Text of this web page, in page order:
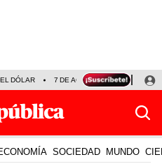
DÓLAR 7 DE AGOSTO OLLANTA
SOCIEDAD MUNDO